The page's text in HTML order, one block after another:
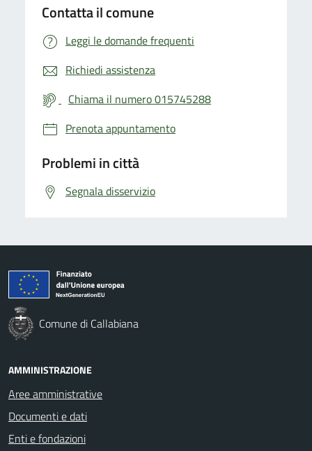
Contatta il comune
Leggi le domande frequenti
Richiedi assistenza
Chiama il numero 015745288
Prenota appuntamento
Problemi in città
Segnala disservizio
Comune di Callabiana
AMMINISTRAZIONE
Aree amministrative
Documenti e dati
Enti e fondazioni